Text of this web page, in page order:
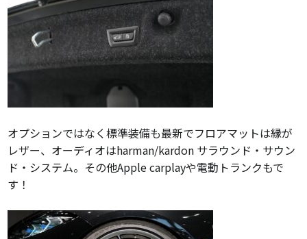
オプションではなく標準装備も最新でフロアマットは縁が
レザー、オーディオはharman/kardon サラウンド・サウン
ド・システム。その他Apple carplayや電動トランクもで
す！